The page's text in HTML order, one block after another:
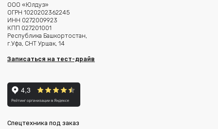
ООО «Юлдуз»
ОГРН 1020202362245
ИНН 0272009923
КПП 027201001
Республика Башкортостан,
г.Уфа, СНТ Уршак, 14
Записаться на тест-драйв
Спецтехника под заказ